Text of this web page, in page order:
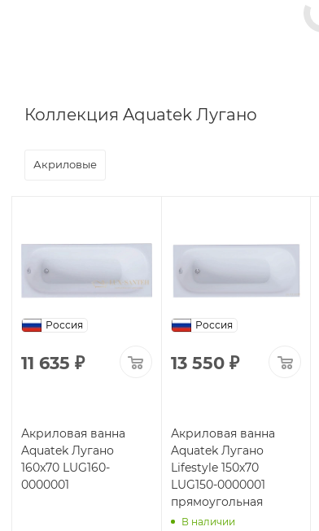
Коллекция Aquatek Лугано
Акриловые
Россия
11 635 ₽
Акриловая ванна
Aquatek Лугано
160x70 LUG160-
0000001
Россия
13 550₽
Акриловая ванна
Aquatek Лугано
Lifestyle 150х70
LUG150-0000001
прямоугольная
В наличии